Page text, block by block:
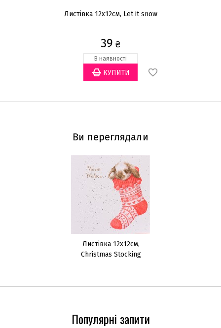
Листівка 12x12см, Let it snow
39 ₴
В наявності
Ви переглядали
Листівка 12x12см,
Christmas Stocking
Популярні запити